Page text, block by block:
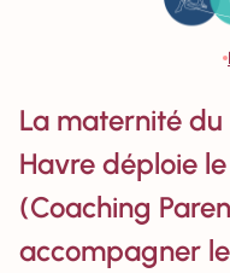
La maternité
Havre déploie
(Coaching
accompagner